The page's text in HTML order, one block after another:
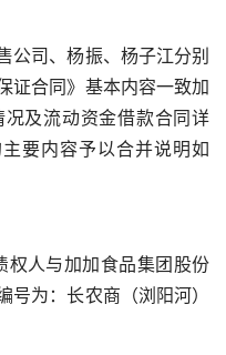
公司、杨振、杨子江分别
证合同》基本内容一致加
及流动资金借款合同详
要内容予以合并说明如
权人与加加食品集团股份
为：长农商（浏阳河）